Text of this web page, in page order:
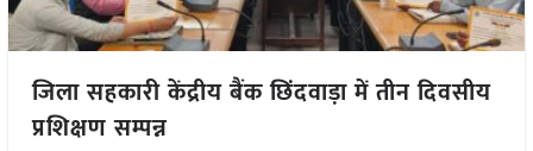
जिला सहकारी केंद्रीय बैंक छिंदवाड़ा में तीन दिवसीय
प्रशिक्षण सम्पन्न